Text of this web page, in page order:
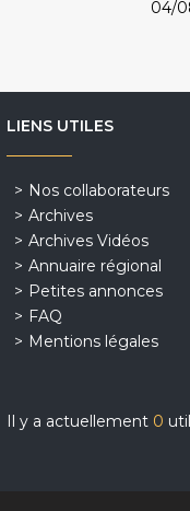
04/
LIENS UTILES
Nos collaborateurs
Archives
Archives Vidéos
Annuaire régional
Petites annonces
FAQ
Mentions légales
Il y a actuellement 0